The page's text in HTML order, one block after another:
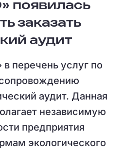
появилась
заказать
аудит
перечень услуг по
аудит. Данная
независимую
предприятия
экологического